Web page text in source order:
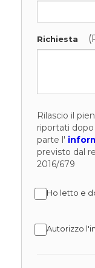
Richiesta
Rilascio il
riportati
parte l'
previsto dal
2016/679
Ho letto e
Autorizzo